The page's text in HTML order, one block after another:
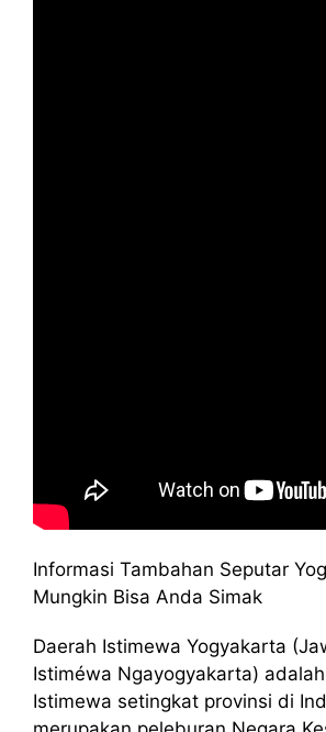
Informasi Tambahan Seputar
Mungkin Bisa Anda Simak
Daerah Istimewa Yogyakarta
Istiméwa Ngayogyakarta)
Istimewa setingkat provinsi di